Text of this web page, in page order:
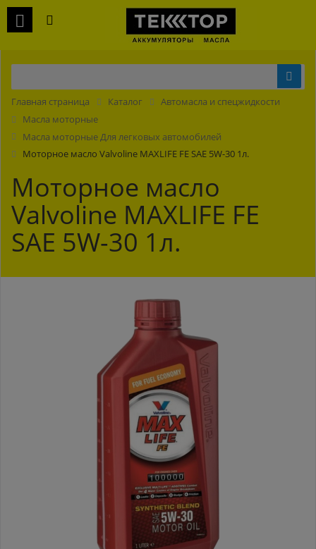
Главная страница Каталог
Автомасла и спецжидкости
Масла моторные
Масла моторные Для легковых автомобилей
Моторное масло Valvoline MAXLIFE FE SAE 5W-30 1л.
Моторное масло
Valvoline MAXLIFE FE
SAE 5W-30 1л.